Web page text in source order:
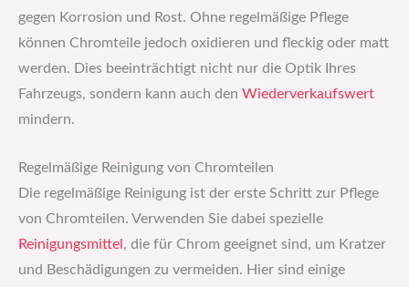
gegen Korrosion und Rost. Ohne regelmäßige Pflege
können Chromteile jedoch oxidieren und fleckig oder matt
werden. Dies beeinträchtigt nicht nur die Optik Ihres
Fahrzeugs, sondern kann auch den Wiederverkaufswert
mindern.
Regelmäßige Reinigung von Chromteilen
Die regelmäßige Reinigung ist der erste Schritt zur Pflege
von Chromteilen. Verwenden Sie dabei spezielle
Reinigungsmittel , die für Chrom geeignet sind, um Kratzer
und Beschädigungen zu vermeiden. Hier sind einige